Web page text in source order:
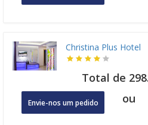
Christina Plus Hotel
Total de
Envie-nos um pedido ou